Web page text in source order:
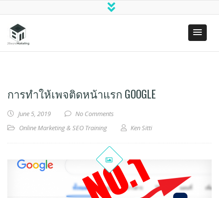
Two Bears
(SEO)
& Digital
Marketing
การทำให้เพจติดหน้าแรก GOOGLE
June 5, 2019
No Comments
Online Marketing & SEO Training
Ken Sitti